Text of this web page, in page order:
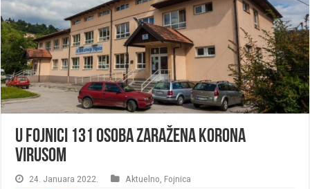
U Fojnici 131 osoba zaražena korona
virusom
24. Januara 2022. Aktuelno Fojnica